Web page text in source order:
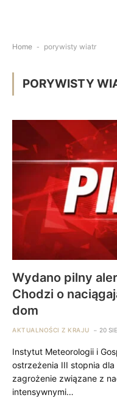
Home - porywisty wiatr
PORYWISTY
Wydano pilny
Chodzi o
dom
AKTUALNOŚCI Z KRAJU 20
Instytut Meteorologii i
ostrzeżenia III stopnia
zagrożenie związane z
intensywnymi…